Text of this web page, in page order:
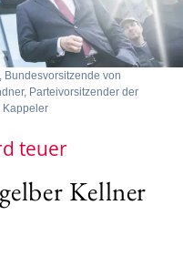
Bundesvorsitzende von
Parteivorsitzender der
Kappeler
teuer
Kellner